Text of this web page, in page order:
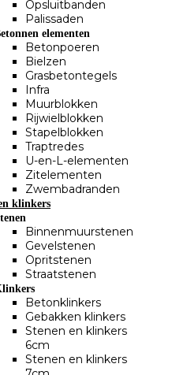
Opsluitbanden
Palissaden
elementen
Betonpoeren
Bielzen
Grasbetontegels
Infra
Muurblokken
Rijwielblokken
Stapelblokken
Traptredes
U-en-L-elementen
Zitelementen
Zwembadranden
klinkers
Binnenmuurstenen
Gevelstenen
Opritstenen
Straatstenen
Betonklinkers
Gebakken klinkers
Stenen en klinkers
6cm
Stenen en klinkers